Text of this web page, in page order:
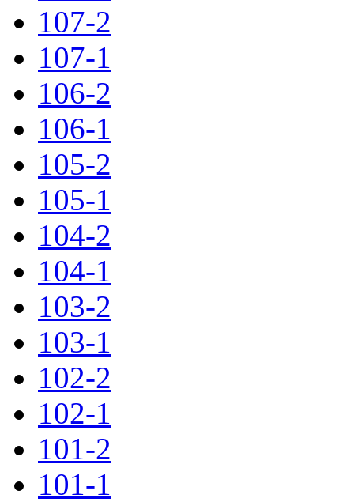
107-2
107-1
106-2
106-1
105-2
105-1
104-2
104-1
103-2
103-1
102-2
102-1
101-2
101-1